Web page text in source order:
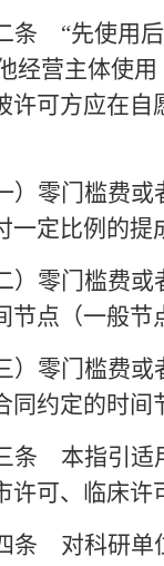
条
“先使用
经营主体使
许可方应在自
）零门槛费
一定比例的提
）零门槛费
节点（一般节
）零门槛费
同约定的时间
条 本指引适
许可、临床许
条 对科研单